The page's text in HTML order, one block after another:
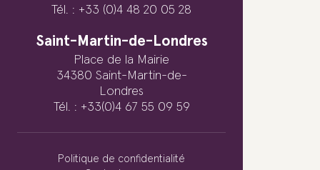
Tél. : +33 (0)4 48 20 05 28
Saint-Martin-de-Londres
Place de la Mairie
34380 Saint-Martin-de-
Londres
Tél. : +33(0)4 67 55 09 59
Politique de confidentialité